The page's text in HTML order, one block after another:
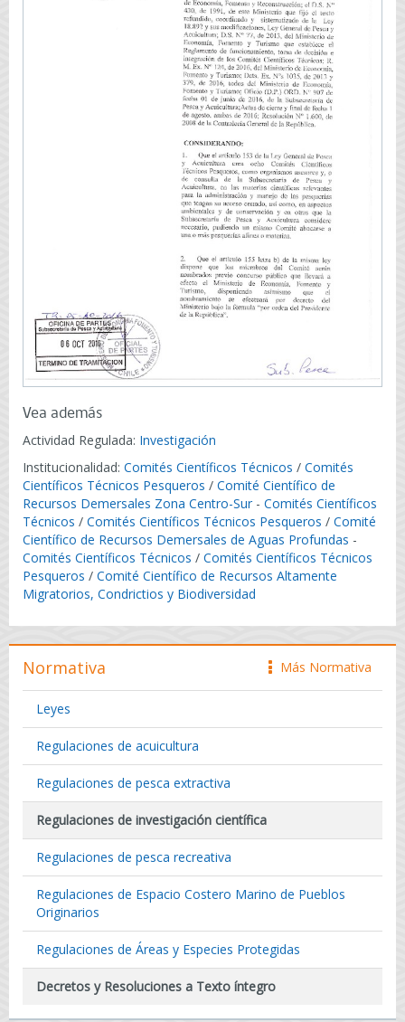
Vea además
Actividad Regulada: Investigación
Institucionalidad: Comités Científicos Técnicos / Comités
Científicos Técnicos Pesqueros / Comité Científico de
Recursos Demersales Zona Centro-Sur - Comités Científicos
Técnicos / Comités Científicos Técnicos Pesqueros / Comité
Científico de Recursos Demersales de Aguas Profundas -
Comités Científicos Técnicos / Comités Científicos Técnicos
Pesqueros / Comité Científico de Recursos Altamente
Migratorios, Condrictios y Biodiversidad
icono
Más Normativa
Normativa
Leyes
Regulaciones de acuicultura
Regulaciones de pesca extractiva
Regulaciones de investigación científica
Regulaciones de pesca recreativa
Regulaciones de Espacio Costero Marino de Pueblos
Originarios
Regulaciones de Áreas y Especies Protegidas
Decretos y Resoluciones a Texto íntegro